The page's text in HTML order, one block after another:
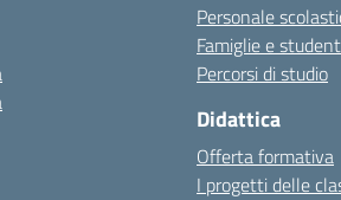
Personale
Famiglie e
Percorsi di studio
Didattica
Offerta formativa
I progetti delle